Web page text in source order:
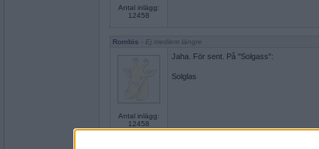
Antal inlägg:
12458
Rombis - Ej medlem längre
Antal inlägg:
12458
Jaha. För sent. På "Solgass":
Solglas